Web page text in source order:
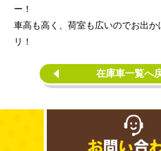
ー！
車高も高く、荷室も広いのでお出
リ！
在庫車一覧へ